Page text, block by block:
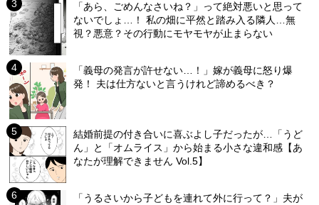
「あら、ごめんなさいね？」って絶対悪いと思って
ないでしょ…！ 私の畑に平然と踏み入る隣人…無
視？悪意？その行動にモヤモヤが止まらない
「義母の発言が許せない…！」嫁が義母に怒り爆
発！ 夫は仕方ないと言うけれど諦めるべき？
結婚前提の付き合いに喜ぶよし子だったが…「うど
ん」と「オムライス」から始まる小さな違和感【あ
なたが理解できません Vol.5】
「うるさいから子どもを連れて外に行って？」夫が